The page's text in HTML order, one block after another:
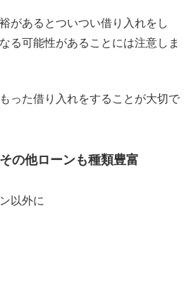
があるとついつい借り入れをし
る可能性があることには注意しま
った借り入れをすることが大切で
の他ローンも種類豊富
以外に